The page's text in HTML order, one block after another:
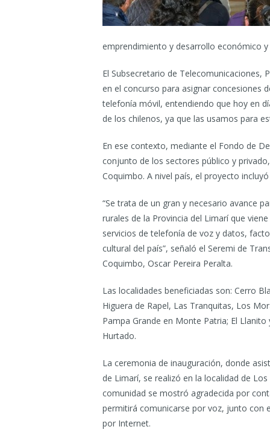
emprendimiento y desarrollo económico y
El Subsecretario de Telecomunicaciones,
en el concurso para asignar concesiones
telefonía móvil, entendiendo que hoy en
de los chilenos, ya que las usamos para
En ese contexto, mediante el Fondo de
conjunto de los sectores público y
Coquimbo. A nivel país, el proyecto
“Se trata de un gran y necesario avance
rurales de la Provincia del Limarí que
servicios de telefonía de voz y datos,
cultural del país”, señaló el Seremi de
Coquimbo, Oscar Pereira Peralta.
Las localidades beneficiadas son: Cerro
Higuera de Rapel, Las Tranquitas, Los
Pampa Grande en Monte Patria; El
Hurtado.
La ceremonia de inauguración, donde
de Limarí, se realizó en la localidad de
comunidad se mostró agradecida por
permitirá comunicarse por voz, junto con
por Internet.